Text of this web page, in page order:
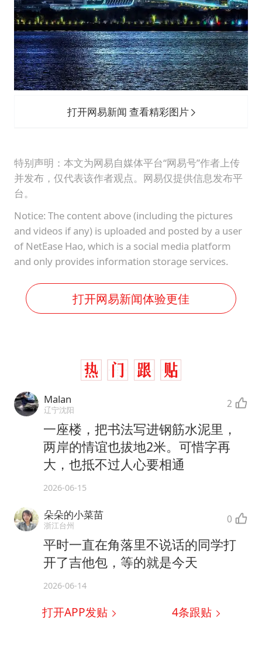
打开网易新闻 查看精彩图片
特别声明：本文为网易自媒体平台“网易号”作者上传
并发布，仅代表该作者观点。网易仅提供信息发布平
台。
Notice: The content above (including the pictures
and videos if any) is uploaded and posted by a user
of NetEase Hao, which is a social media platform
and only provides information storage services.
打开网易新闻体验更佳
Malan
辽宁沈阳 2
一座楼，把书法写进钢筋水泥里，
两岸的情谊也拔地2米。可惜字再
大，也抵不过人心要相通
2026-06-15
朵朵的小菜苗
浙江台州 0
平时一直在角落里不说话的同学打
开了吉他包，等的就是今天
2026-06-14
打开APP发贴 4条跟贴